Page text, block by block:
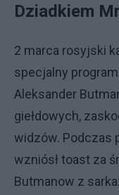
Dziadkiem
2 marca rosyjski
specjalny
Aleksander
giełdowych,
widzów. Podczas
wzniósł toast za
Butmanow z